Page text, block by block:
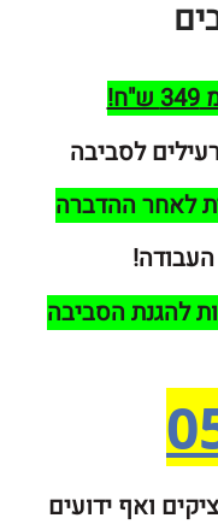
ההדברה
הסביבה
ידועים